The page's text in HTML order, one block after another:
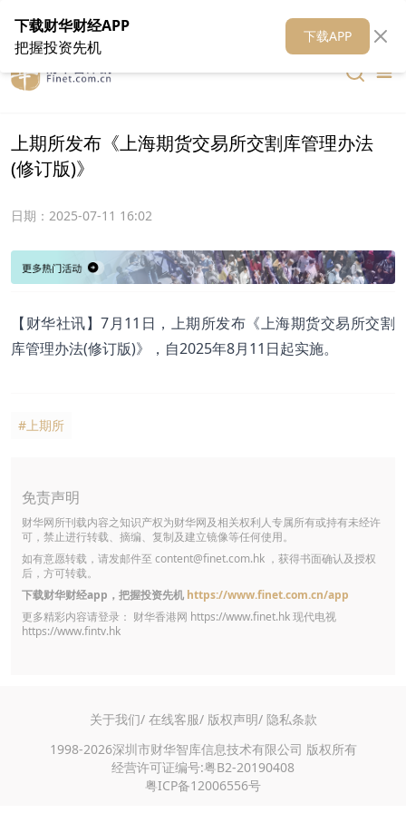
在线客服 关于我们 财华媒体矩阵 财华智库
上期所发布《上海期货交易所交割库管理办法
(修订版)》
日期： 2025-07-11 16:02
【财华社讯】7月11日，上期所发布《上海期货交易所交割
库管理办法(修订版)》，自2025年8月11日起实施。
#上期所
免责声明
财华网所刊载内容之知识产权为财华网及相关权利人专属所有或持有未经许
可，禁止进行转载、摘编、复制及建立镜像等任何使用。
如有意愿转载，请发邮件至 content@finet.com.hk ，获得书面确认及授权
后，方可转载。
下载财华财经app，把握投资先机 https://www.finet.com.cn/app
更多精彩内容请登录： 财华香港网 https://www.finet.hk现代电视
https://www.fintv.hk
关于我们/ 在线客服/ 版权声明/ 隐私条款
1998-2026深圳市财华智库信息技术有限公司 版权所有
经营许可证编号:粤B2-20190408
粤ICP备12006556号
下载财华财经APP
把握投资先机
下载APP